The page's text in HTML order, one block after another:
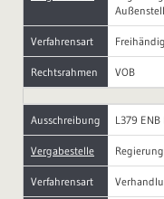
Verfahrensart
Rechtsrahmen VOB
Ausschreibung L379 ENB
Vergabestelle
Verfahrensart